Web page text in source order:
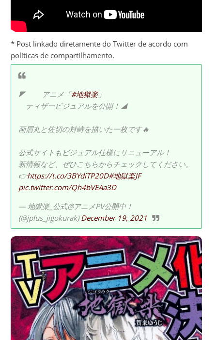
* Post linkado diretamente do Twitter de acordo com
políticas de compartilhamento.
◤ アニメ「#地獄楽」
ティザービジュアルを公開！◢
画眉丸と佐切の対峙を描いた一枚です🔥
公式サイトもビジュアル仕様にリニューアル！
新情報など、ぜひこちらからチェックしてください。
👉https://t.co/3BYdiTP20D#地獄楽JF
pic.twitter.com/Qh4bVEAa3D
— 地獄楽_公式@アニメPV公開中！
(@jplus_jigokurak)December 19, 2021